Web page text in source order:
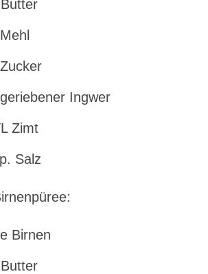
Ingwer
Zimt
Salz
Birnen